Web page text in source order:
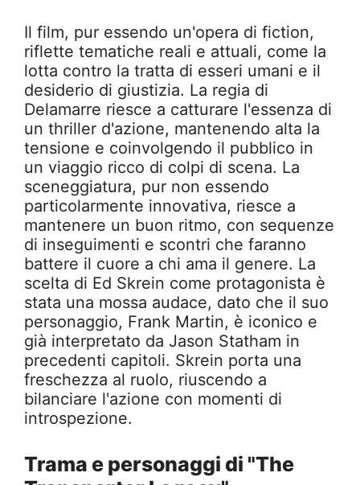
Il film, pur essendo un'opera di fiction,
riflette tematiche reali e attuali, come la
lotta contro la tratta di esseri umani e il
desiderio di giustizia. La regia di
Delamarre riesce a catturare l'essenza di
un thriller d'azione, mantenendo alta la
tensione e coinvolgendo il pubblico in
un viaggio ricco di colpi di scena. La
sceneggiatura, pur non essendo
particolarmente innovativa, riesce a
mantenere un buon ritmo, con sequenze
di inseguimenti e scontri che faranno
battere il cuore a chi ama il genere. La
scelta di Ed Skrein come protagonista è
stata una mossa audace, dato che il suo
personaggio, Frank Martin, è iconico e
già interpretato da Jason Statham in
precedenti capitoli. Skrein porta una
freschezza al ruolo, riuscendo a
bilanciare l'azione con momenti di
introspezione.
Trama e personaggi di "The